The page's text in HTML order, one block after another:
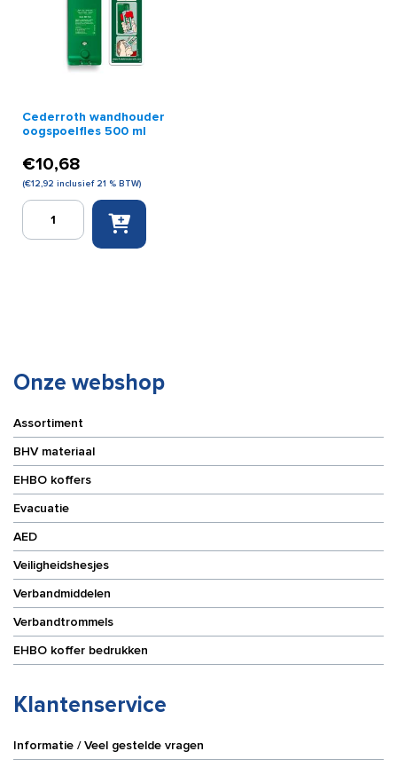
Cederroth wandhouder
oogspoelfles 500 ml
€10,68
(€12,92 inclusief 21 % BTW)
Cederroth
wandhouder
oogspoelfles
Onze webshop
Assortiment
BHV materiaal
EHBO koffers
Evacuatie
AED
Veiligheidshesjes
Verbandmiddelen
Verbandtrommels
EHBO koffer bedrukken
Klantenservice
Informatie / Veel gestelde vragen